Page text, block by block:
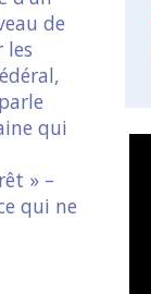
de
les
qui
» –
qui ne